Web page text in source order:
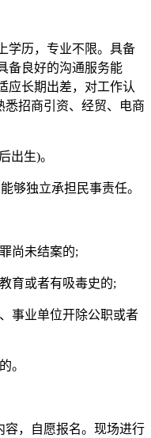
学历，专业不限。具备
备良好的沟通服务能
应长期出差，对工作认
悉招商引资、经贸、电商
出生)。
够独立承担民事责任。
尚未结案的;
育或者有吸毒史的;
事业单位开除公职或者
。
容，自愿报名。现场进行